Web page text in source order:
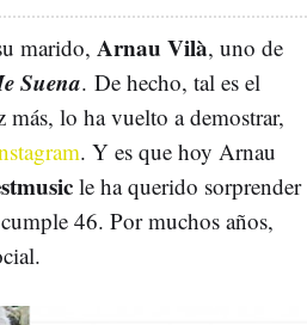
marido, Arnau Vilà, uno de
Suena. De hecho, tal es el
más, lo ha vuelto a demostrar,
. Y es que hoy Arnau
le ha querido sorprender
46. Por muchos años,